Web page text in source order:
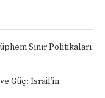
Sınır Politikaları
Güç: İsrail’in